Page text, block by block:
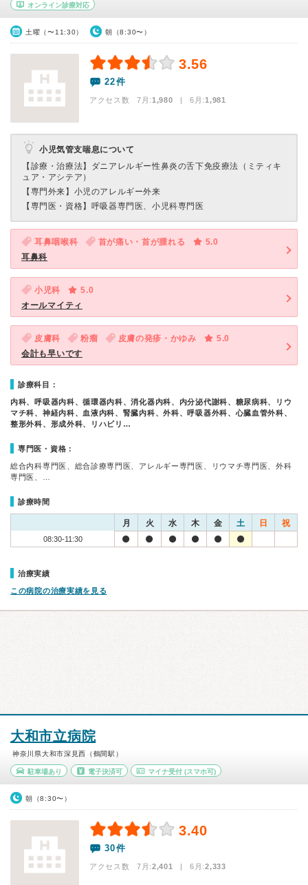
オンライン診療対応
土曜（〜11:30） 朝（8:30〜）
3.56
22件
アクセス数 7月:1,980 | 6月:1,981
小児気管支喘息について
【診療・治療法】 ダニアレルギー性鼻炎の舌下免疫療法（ミティキ
ュア・アシテア）
【専門外来】 小児のアレルギー外来
【専門医・資格】 呼吸器専門医、小児科専門医
耳鼻咽喉科 首が痛い・首が腫れる
5.0
耳鼻科
小児科
5.0
オールマイティ
皮膚科 粉瘤 皮膚の発疹・かゆみ
5.0
会計も早いです
診療科目：
内科、呼吸器内科、循環器内科、消化器内科、内分泌代謝科、糖尿病科、リウ
マチ科、神経内科、血液内科、腎臓内科、外科、呼吸器外科、心臓血管外科、
整形外科、形成外科、リハビリ…
専門医・資格：
総合内科専門医、総合診療専門医、アレルギー専門医、リウマチ専門医、外科
専門医、…
診療時間
月 火 水 木 金 土 日 祝
08:30-11:30
治療実績
この病院の治療実績を見る
大和市立病院
神奈川県大和市深見西（鶴間駅）
駐車場あり 電子決済可 マイナ受付 (スマホ可)
朝（8:30〜）
3.40
30件
アクセス数 7月:2,401 | 6月:2,333